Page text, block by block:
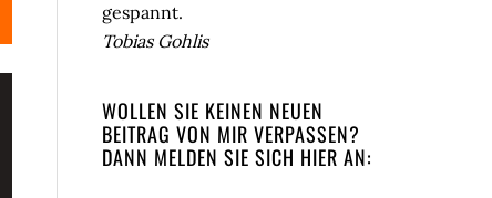
gespannt.
Tobias Gohlis
WOLLEN SIE KEINEN NEUEN
BEITRAG VON MIR VERPASSEN?
DANN MELDEN SIE SICH HIER AN: